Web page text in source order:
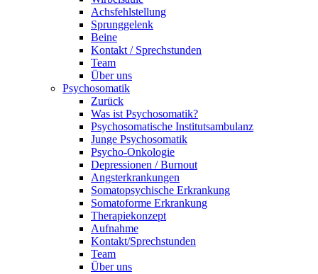
Achsfehlstellung
Sprunggelenk
Beine
Kontakt / Sprechstunden
Team
Über uns
Psychosomatik
Zurück
Was ist Psychosomatik?
Psychosomatische Institutsambulanz
Junge Psychosomatik
Psycho-Onkologie
Depressionen / Burnout
Angsterkrankungen
Somatopsychische Erkrankung
Somatoforme Erkrankung
Therapiekonzept
Aufnahme
Kontakt/Sprechstunden
Team
Über uns